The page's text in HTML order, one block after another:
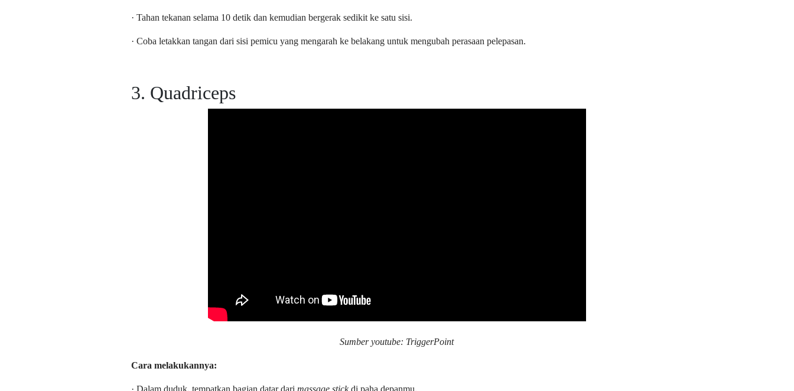
· Tahan tekanan selama 10 detik dan kemudian bergerak sedikit ke satu sisi.
· Coba letakkan tangan dari sisi pemicu yang mengarah ke belakang untuk mengubah perasaan pelepasan.
3. Quadriceps
Sumber youtube: TriggerPoint
Cara melakukannya: